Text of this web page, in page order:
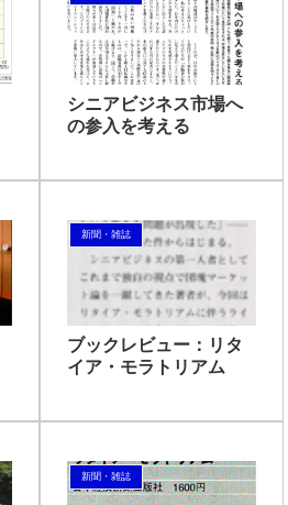
シニアビジネス市場へ
の参入を考える
新聞・雑誌
ブックレビュー：リタ
イア・モラトリアム
新聞・雑誌